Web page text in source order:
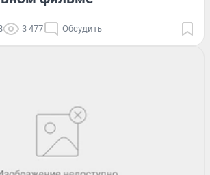
3 477 Обсудить